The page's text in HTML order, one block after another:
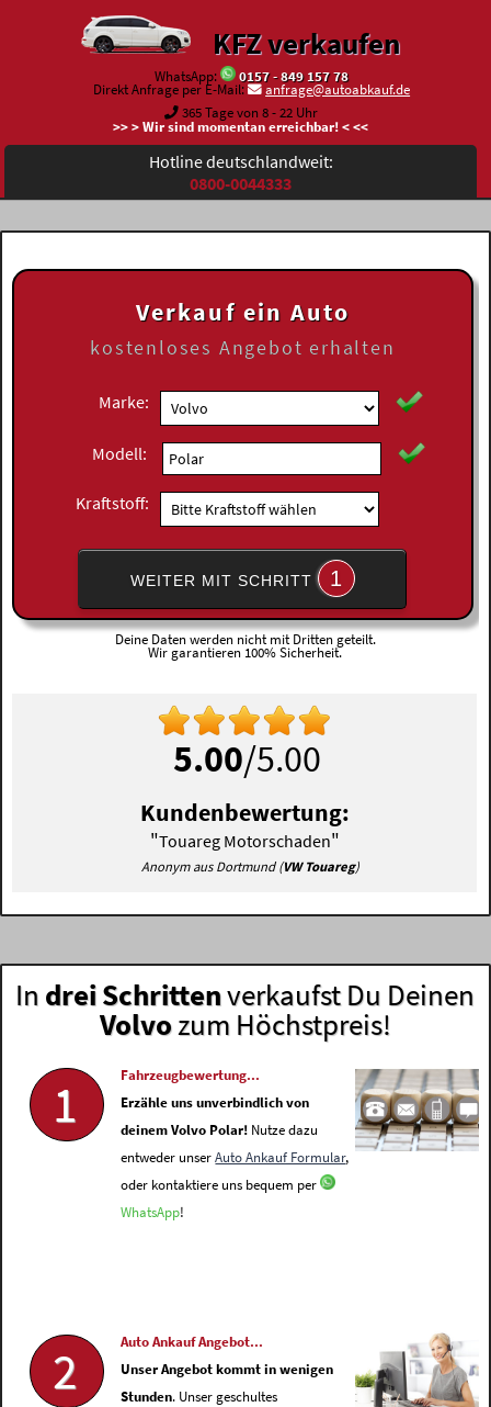
KFZ verkaufen
WhatsApp:
0157 - 849 157 78
Direkt Anfrage per E-Mail:
anfrage@autoabkauf.de
365 Tage von 8 - 22 Uhr
>> > Wir sind momentan erreichbar! < <<
Hotline deutschlandweit:
0800-0044333
Verkauf ein Auto
kostenloses Angebot erhalten
Marke:
Modell:
Kraftstoff:
WEITER MIT SCHRITT 1
Deine Daten werden nicht mit Dritten geteilt.
Wir garantieren 100% Sicherheit.
5.00/5.00
Kundenbewertung:
"Touareg Motorschaden"
Anonym aus Dortmund (VW Touareg)
In drei Schrittenverkaufst Du Deinen
Volvozum Höchstpreis!
1
Fahrzeugbewertung...
Erzähle uns unverbindlich von
deinem Volvo Polar! Nutze dazu
entweder unserAuto Ankauf Formular,
oder kontaktiere uns bequem per
WhatsApp!
2
Auto Ankauf Angebot...
Unser Angebot kommt in wenigen
Stunden. Unser geschultes